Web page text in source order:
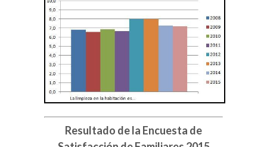
Resultado de la Encuesta de